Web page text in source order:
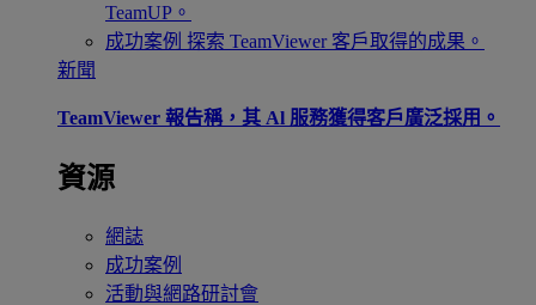
TeamUP。
成功案例 探索 TeamViewer 客戶取得的成果。
新聞
TeamViewer 報告稱，其 Al 服務獲得客戶廣泛採用。
資源
網誌
成功案例
活動與網路研討會